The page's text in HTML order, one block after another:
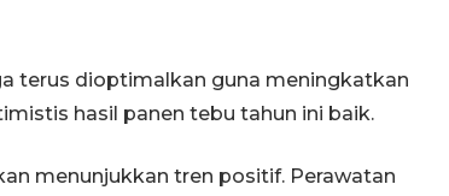
terus dioptimalkan guna meningkatkan
hasil panen tebu tahun ini baik.
menunjukkan tren positif. Perawatan